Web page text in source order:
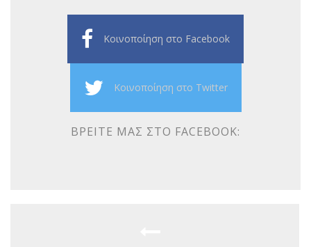
Κοινοποίηση στο Facebook
Κοινοποίηση στο Twitter
ΒΡΕΊΤΕ ΜΑΣ ΣΤΟ FACEBOOK: